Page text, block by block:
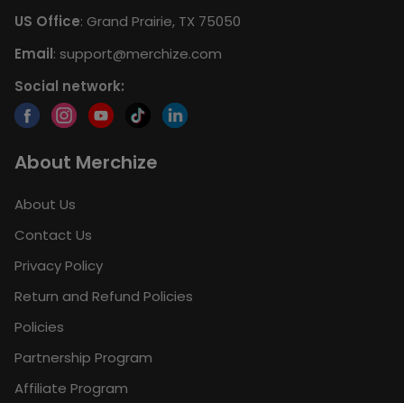
US Office: Grand Prairie, TX 75050
Email: support@merchize.com
Social network:
About Merchize
About Us
Contact Us
Privacy Policy
Return and Refund Policies
Policies
Partnership Program
Affiliate Program